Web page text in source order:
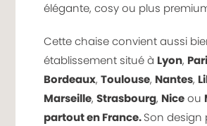
élégante, cosy ou plus
Cette chaise convient aussi
établissement situé à Lyon,
Bordeaux,Toulouse, Nantes,
Marseille,Strasbourg, Niceou
partout en France.Son design